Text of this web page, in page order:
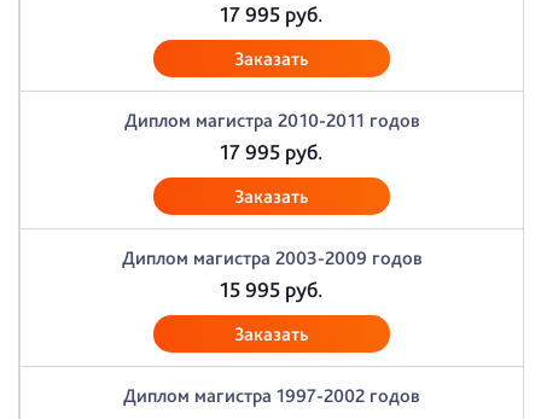
17 995 руб.
Заказать
Диплом магистра 2010-2011 годов
17 995 руб.
Заказать
Диплом магистра 2003-2009 годов
15 995 руб.
Заказать
Диплом магистра 1997-2002 годов